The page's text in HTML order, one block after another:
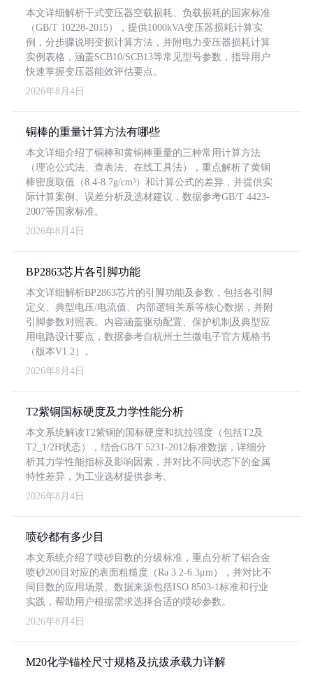
本文详细解析干式变压器空载损耗、负载损耗的国家标准
（GB/T 10228-2015），提供1000kVA变压器损耗计算实
例，分步骤说明变损计算方法，并附电力变压器损耗计算
实例表格，涵盖SCB10/SCB13等常见型号参数，指导用户
快速掌握变压器能效评估要点。
2026年8月4日
铜棒的重量计算方法有哪些
本文详细介绍了铜棒和黄铜棒重量的三种常用计算方法
（理论公式法、查表法、在线工具法），重点解析了黄铜
棒密度取值（8.4-8.7g/cm³）和计算公式的差异，并提供实
际计算案例、误差分析及选材建议，数据参考GB/T 4423-
2007等国家标准。
2026年8月4日
BP2863芯片各引脚功能
本文详细解析BP2863芯片的引脚功能及参数，包括各引脚
定义、典型电压/电流值、内部逻辑关系等核心数据，并附
引脚参数对照表。内容涵盖驱动配置、保护机制及典型应
用电路设计要点，数据参考自杭州士兰微电子官方规格书
（版本V1.2）。
2026年8月4日
T2紫铜国标硬度及力学性能分析
本文系统解读T2紫铜的国标硬度和抗拉强度（包括T2及
T2_1/2H状态），结合GB/T 5231-2012标准数据，详细分
析其力学性能指标及影响因素，并对比不同状态下的金属
特性差异，为工业选材提供参考。
2026年8月4日
喷砂都有多少目
本文系统介绍了喷砂目数的分级标准，重点分析了铝合金
喷砂200目对应的表面粗糙度（Ra 3.2-6.3μm），并对比不
同目数的应用场景。数据来源包括ISO 8503-1标准和行业
实践，帮助用户根据需求选择合适的喷砂参数。
2026年8月4日
M20化学锚栓尺寸规格及抗拔承载力详解